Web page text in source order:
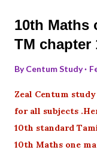
10th Maths
TM chapter
ByCentum Study
Zeal Centum
for all subjects
10th standard
10th Maths one